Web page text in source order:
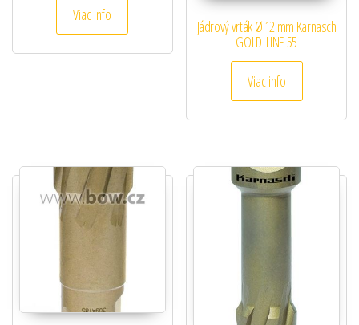
Viac info
Jádrový vrták Ø 12 mm Karnasch
GOLD-LINE 55
Viac info